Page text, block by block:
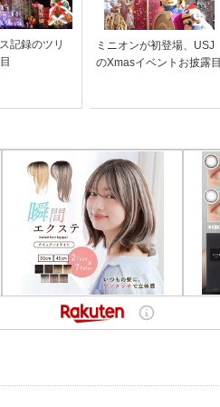
記録のツリ
ミニオンが初登場、USJ
のXmasイベントお披露目